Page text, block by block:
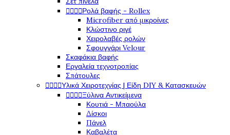
Ρολά βαφής - Rollex
Microfiber από μικροίνες
Κλώστινο ριγέ
Χειρολαβές ρολών
Σφουγγάρι Velour
Σκαφάκια βαφής
Εργαλεία τεχνοτροπίας
Σπάτουλες
Υλικά Χειροτεχνίας | Είδη DIY & Κατασκευών
Ξύλινα Αντικείμενα
Κουτιά - Μπαούλα
Δίσκοι
Πάνελ
Καβαλέτα